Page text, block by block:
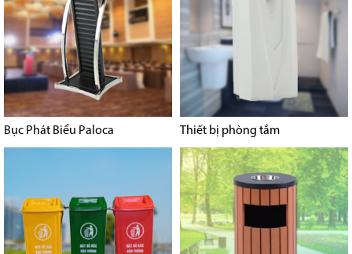
Bục Phát Biểu Paloca Thiết bị phòng tắm